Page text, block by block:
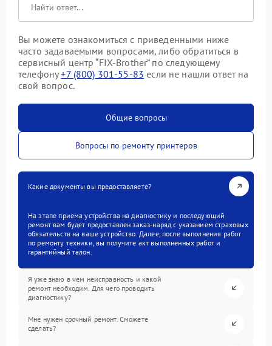
Вы можете ознакомиться с приведенными ниже
часто задаваемыми вопросами, либо обратиться в
сервисный центр “FIX-Brother” по следующему
телефону+7 (800) 301-55-83 если не нашли ответ на
свой вопрос.
Общие вопросы
Вопросы по ремонту принтеров
Какие документы вы предоставляете?
На этапе приема устройства на диагностику и последующий
ремонт вам будет предоставлен заказ-наряд с указанием страховых
обязательств на ваше устройство. Далее, после выполнения работ
по ремонту техники, вы получите акт выполненных работ и
гарантийный талон.
Я уже знаю в чем неисправность и какой
ремонт необходим. Для чего проводить
диагностику?
Мне нужен срочный ремонт. Сможете
сделать?